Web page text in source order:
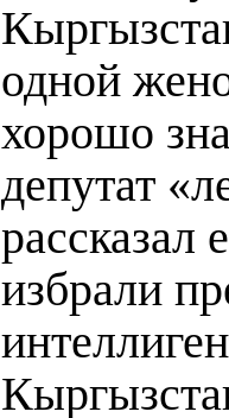
одной
хорошо
депутат
рассказал
избрали